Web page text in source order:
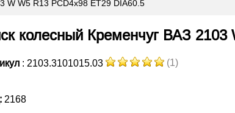
W W5 R13 PCD4x98 ET29 DIA60.5
колесный Кременчуг ВАЗ
: 2103.3101015.03 (1)
2168